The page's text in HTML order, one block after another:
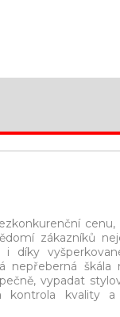
zákazníků
díky
nepřeberná
vypadat
kontrola kvality